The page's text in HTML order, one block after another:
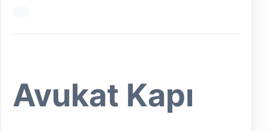
Avukat Kapı